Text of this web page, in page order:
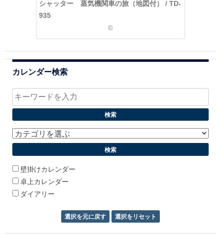
シャッター 蒸気機関車の旅（地図付） / TD-
935
©
カレンダー検索
壁掛けカレンダー
卓上カレンダー
ダイアリー